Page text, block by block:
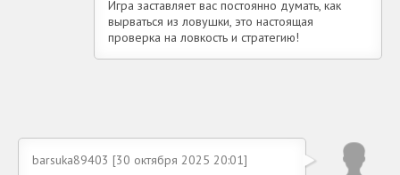
Игра заставляет вас постоянно думать, как
вырваться из ловушки, это настоящая
проверка на ловкость и стратегию!
barsuka89403 [30 октября 2025 20:01]